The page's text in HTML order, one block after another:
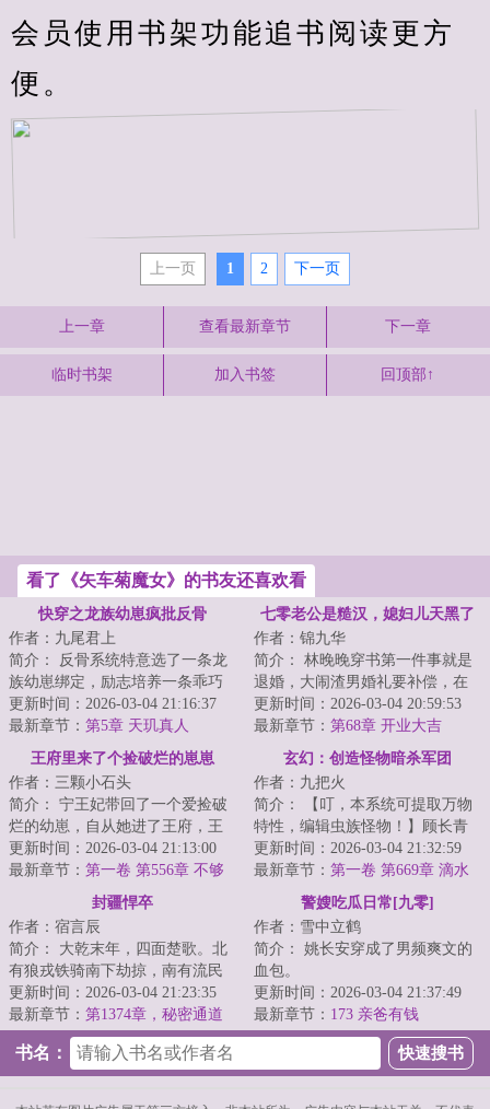
会员使用书架功能追书阅读更方
便。
上一页 1 2 下一页
上一章 查看最新章节 下一章
临时书架 加入书签 回顶部↑
看了《矢车菊魔女》的书友还喜欢看
快穿之龙族幼崽疯批反骨
作者：九尾君上
简介： 反骨系统特意选了一条龙
族幼崽绑定，励志培养一条乖巧
听话的小棉袄，为祂疯，为祂
狂，为祂...
更新时间：2026-03-04 21:16:37
最新章节： 第5章 天玑真人
七零老公是糙汉，媳妇儿天黑了
作者：锦九华
简介： 林晚晚穿书第一件事就是
退婚，大闹渣男婚礼要补偿，在
换极品汉子做老公！
更新时间：2026-03-04 20:59:53
最新章节： 第68章 开业大吉
王府里来了个捡破烂的崽崽
作者：三颗小石头
简介： 宁王妃带回了一个爱捡破
烂的幼崽，自从她进了王府，王
府从此一飞冲天：祖母的眼睛能
看清楚...
更新时间：2026-03-04 21:13:00
最新章节： 第一卷 第556章 不够
玄幻：创造怪物暗杀军团
作者：九把火
简介： 【叮，本系统可提取万物
特性，编辑虫族怪物！】顾长青
穿越玄幻世界，意外激活虫族编
辑系统...
更新时间：2026-03-04 21:32:59
最新章节： 第一卷 第669章 滴水
封疆悍卒
作者：宿言辰
简介： 大乾末年，四面楚歌。北
有狼戎铁骑南下劫掠，南有流民
四起匪盗横行。
更新时间：2026-03-04 21:23:35
最新章节： 第1374章，秘密通道
警嫂吃瓜日常[九零]
作者：雪中立鹤
简介： 姚长安穿成了男频爽文的
血包。
未婚夫劈腿，亲戚鸠占鹊巢，养...
更新时间：2026-03-04 21:37:49
最新章节： 173 亲爸有钱
书名：